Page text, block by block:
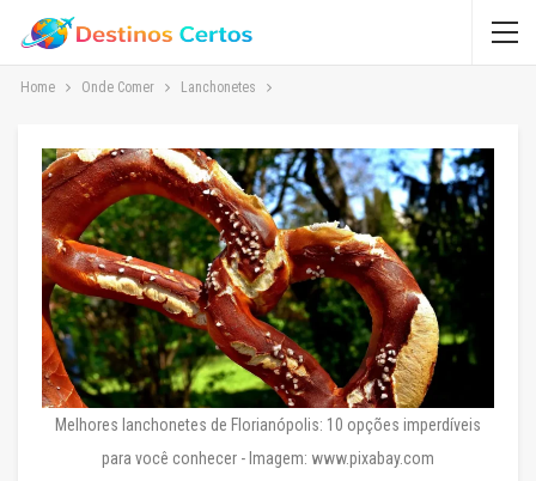
Home Onde Comer Lanchonetes
Melhores lanchonetes de Florianópolis: 10 opções imperdíveis
para você conhecer - Imagem: www.pixabay.com